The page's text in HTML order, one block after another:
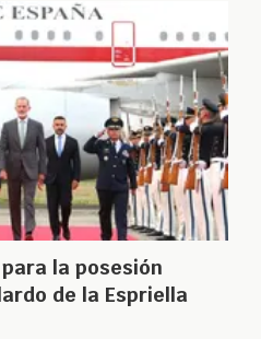
la posesión
de la Espriella